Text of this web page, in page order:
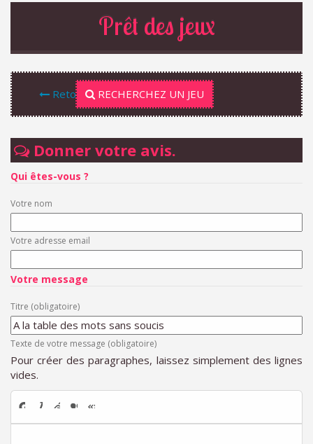
Prêt des jeux
Retour RECHERCHEZ UN JEU
Donner votre avis.
Qui êtes-vous ?
Votre nom
Votre adresse email
Votre message
Titre (obligatoire)
Texte de votre message (obligatoire)
Pour créer des paragraphes, laissez simplement des lignes
vides.